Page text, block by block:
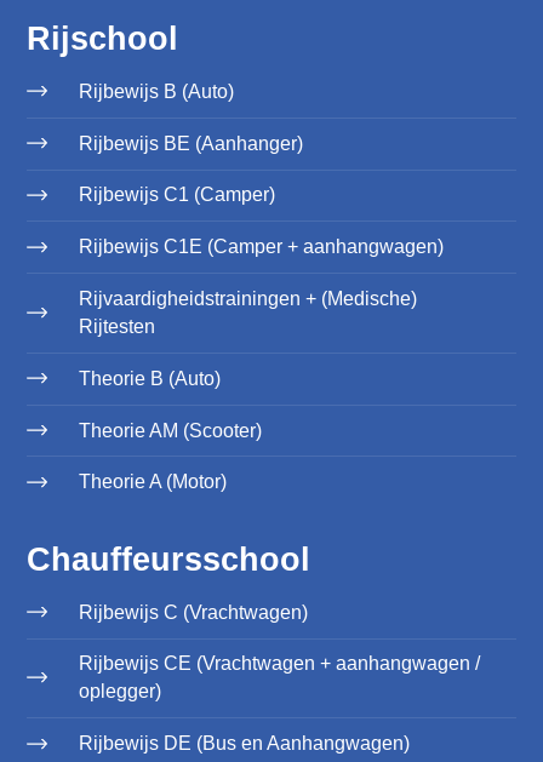
Rijschool
Rijbewijs B (Auto)
Rijbewijs BE (Aanhanger)
Rijbewijs C1 (Camper)
Rijbewijs C1E (Camper + aanhangwagen)
Rijvaardigheidstrainingen + (Medische)
Rijtesten
Theorie B (Auto)
Theorie AM (Scooter)
Theorie A (Motor)
Chauffeursschool
Rijbewijs C (Vrachtwagen)
Rijbewijs CE (Vrachtwagen + aanhangwagen /
oplegger)
Rijbewijs DE (Bus en Aanhangwagen)